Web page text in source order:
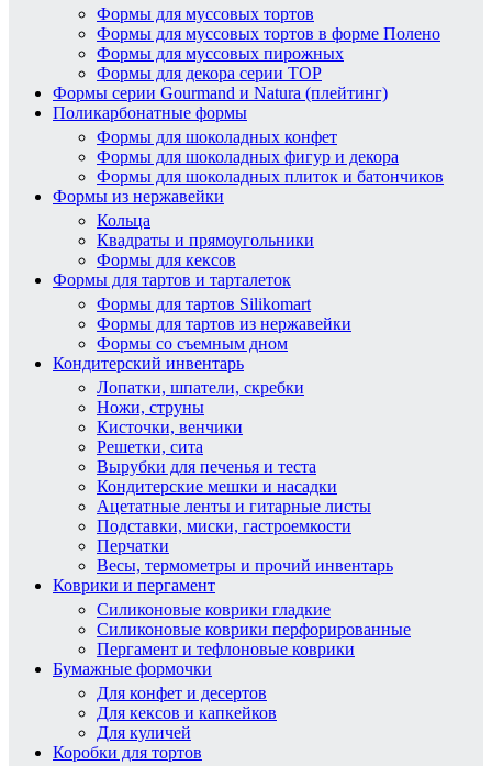
Формы для муссовых тортов
Формы для муссовых тортов в форме Полено
Формы для муссовых пирожных
Формы для декора серии TOP
Формы серии Gourmand и Natura (плейтинг)
Поликарбонатные формы
Формы для шоколадных конфет
Формы для шоколадных фигур и декора
Формы для шоколадных плиток и батончиков
Формы из нержавейки
Кольца
Квадраты и прямоугольники
Формы для кексов
Формы для тартов и тарталеток
Формы для тартов Silikomart
Формы для тартов из нержавейки
Формы со съемным дном
Кондитерский инвентарь
Лопатки, шпатели, скребки
Ножи, струны
Кисточки, венчики
Решетки, сита
Вырубки для печенья и теста
Кондитерские мешки и насадки
Ацетатные ленты и гитарные листы
Подставки, миски, гастроемкости
Перчатки
Весы, термометры и прочий инвентарь
Коврики и пергамент
Силиконовые коврики гладкие
Силиконовые коврики перфорированные
Пергамент и тефлоновые коврики
Бумажные формочки
Для конфет и десертов
Для кексов и капкейков
Для куличей
Коробки для тортов